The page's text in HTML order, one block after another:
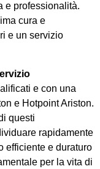
e professionalità.
cura e
e un servizio
e con una
e Hotpoint Ariston.
questi
rapidamente
efficiente e duraturo
per la vita di